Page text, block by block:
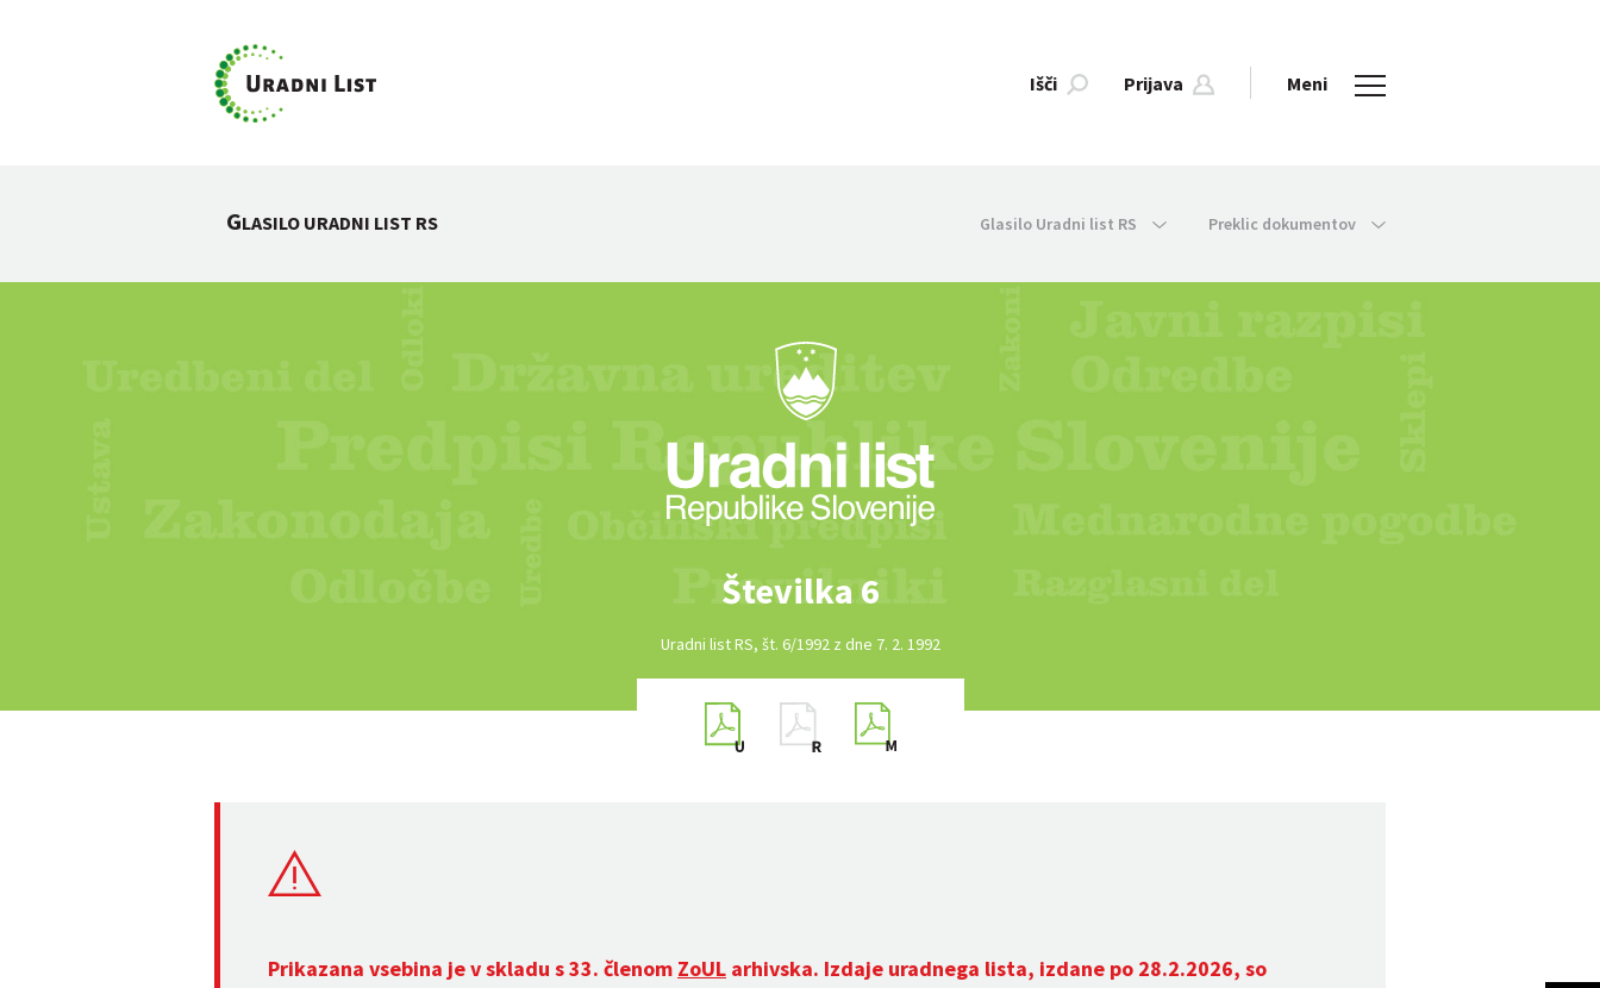
Išči Prijava Meni
GLASILO URADNI LIST RS Glasilo Uradni list RS Preklic dokumentov
Številka 6
Uradni list RS, št. 6/1992 z dne 7. 2. 1992
Prikazana vsebina je v skladu s 33. členom ZoUL arhivska. Izdaje uradnega lista, izdane po 28.2.2026, so